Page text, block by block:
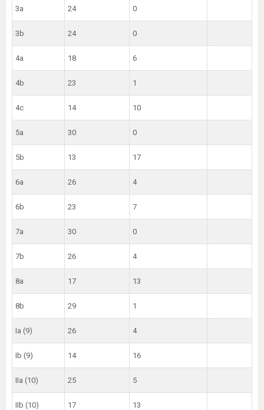
3a 24 0
3b 24 0
4a 18 6
4b 23 1
4c 14 10
5a 30 0
5b 13 17
6a 26 4
6b 23 7
7a 30 0
7b 26 4
8a 17 13
8b 29 1
Ia (9) 26 4
Ib (9) 14 16
IIa (10) 25 5
IIb (10) 17 13